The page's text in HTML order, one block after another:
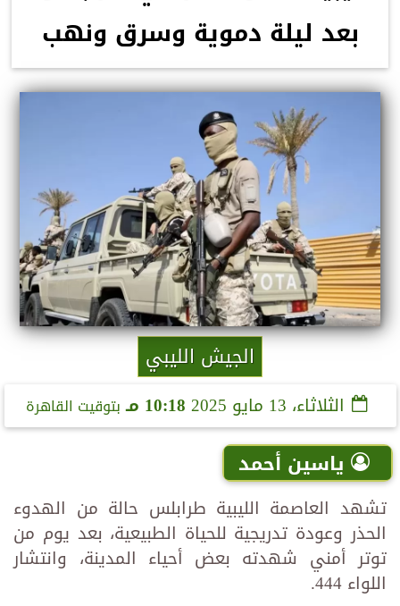
بعد ليلة دموية وسرق ونهب
الجيش الليبي
الثلاثاء، 13 مايو 2025 10:18 مـ بتوقيت القاهرة
ياسين أحمد
تشهد العاصمة الليبية طرابلس حالة من الهدوء
الحذر وعودة تدريجية للحياة الطبيعية، بعد يوم من
توتر أمني شهدته بعض أحياء المدينة، وانتشار
اللواء 444.